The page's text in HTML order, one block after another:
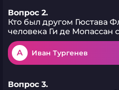
Вопрос 2.
Кто был другом Гюстава
человека Ги де Мопассан
A Иван Тургенев
Вопрос 3.